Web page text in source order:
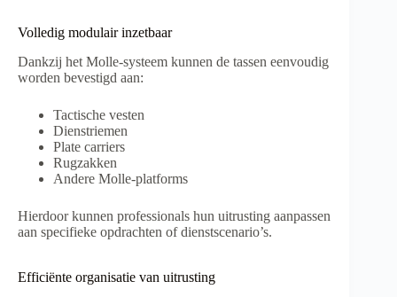
Volledig modulair inzetbaar
Dankzij het Molle-systeem kunnen de tassen eenvoudig
worden bevestigd aan:
Tactische vesten
Dienstriemen
Plate carriers
Rugzakken
Andere Molle-platforms
Hierdoor kunnen professionals hun uitrusting aanpassen
aan specifieke opdrachten of dienstscenario’s.
Efficiënte organisatie van uitrusting